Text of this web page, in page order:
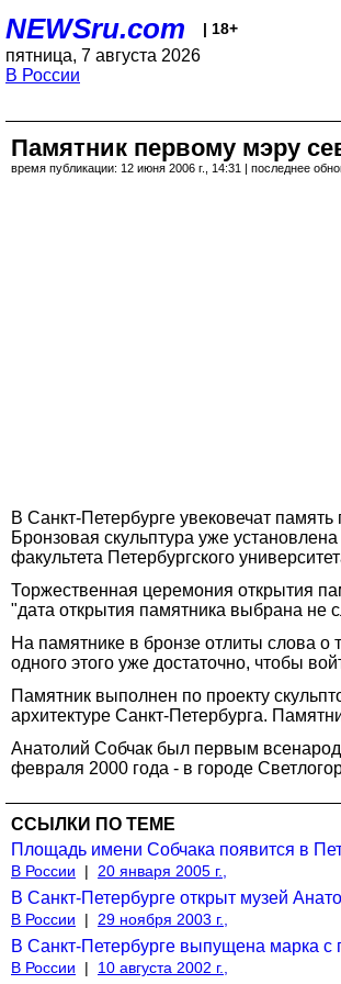
NEWSru.com | 18+
пятница, 7 августа 2026
В России
Памятник первому мэру
время публикации: 12 июня 2006 г., 14:31 | последнее
В Санкт-Петербурге увековечат
Бронзовая скульптура уже
факультета Петербургского
Торжественная церемония открытия
"дата открытия памятника выбрана не
На памятнике в бронзе отлиты слова о
одного этого уже достаточно, чтобы
Памятник выполнен по проекту
архитектуре Санкт-Петербурга.
Анатолий Собчак был первым
февраля 2000 года - в городе
ССЫЛКИ ПО ТЕМЕ
Площадь имени Собчака появится в
В России | 20 января 2005 г.,
В Санкт-Петербурге открыт музей
В России | 29 ноября 2003 г.,
В Санкт-Петербурге выпущена марка с
В России | 10 августа 2002 г.,